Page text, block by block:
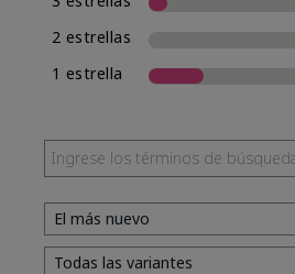
2 estrellas
1 estrella